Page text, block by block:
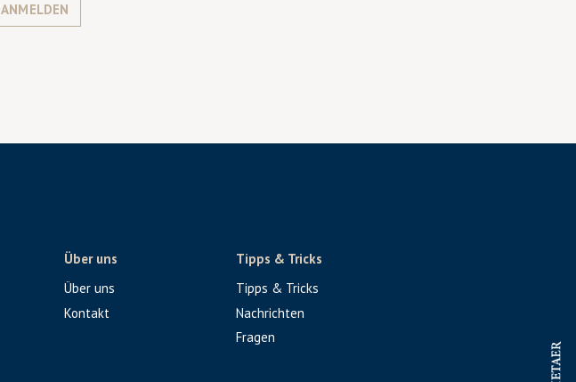
ANMELDEN
Über uns
Über uns
Kontakt
Tipps & Tricks
Tipps & Tricks
Nachrichten
Fragen